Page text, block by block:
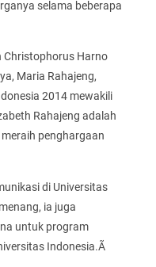
selama beberapa
Christophorus Harno
Maria Rahajeng,
2014 mewakili
Rahajeng adalah
penghargaan
di Universitas
ia juga
untuk program
Indonesia.Ã